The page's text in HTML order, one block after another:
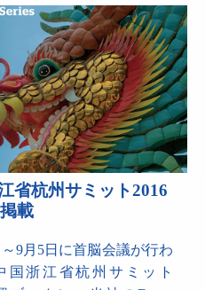
省杭州サミット2016
載
～9月5日に首脳会議が行わ
国浙江省杭州サミット